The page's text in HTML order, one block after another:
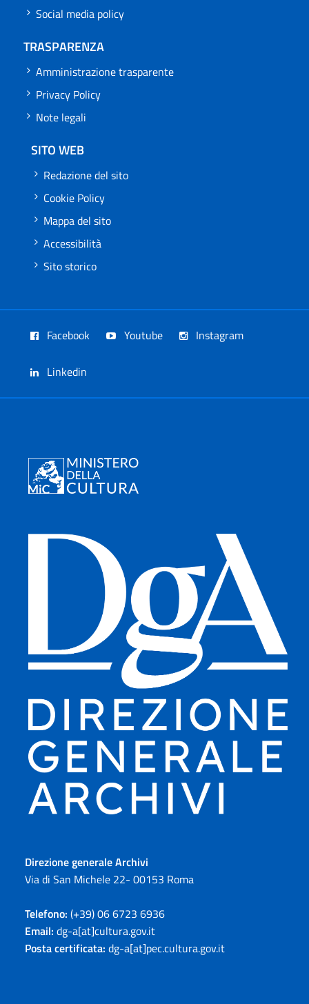
Social media policy
TRASPARENZA
Amministrazione trasparente
Privacy Policy
Note legali
SITO WEB
Redazione del sito
Cookie Policy
Mappa del sito
Accessibilità
Sito storico
Facebook Youtube Instagram
Linkedin
Direzione generale Archivi
Via di San Michele 22- 00153 Roma
Telefono: (+39) 06 6723 6936
Email: dg-a[at]cultura.gov.it
Posta certificata: dg-a[at]pec.cultura.gov.it